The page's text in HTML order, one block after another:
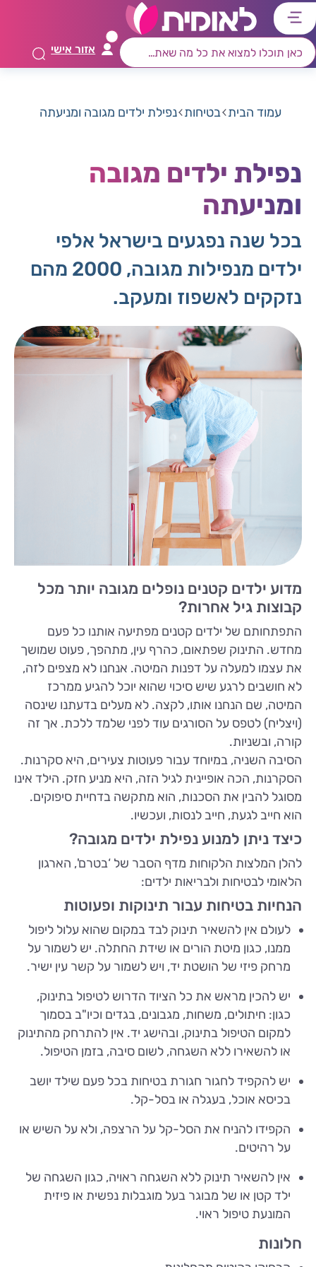
דלג
לתפריט
ראשי
דלג
לרכיב
חיפוש
דלג
לתוכן
מרכזי
דלג
לאזור
קישורים
אזור אישי
עמוד הבית בטיחות נפילת ילדים מגובה ומניעתה
נפילת ילדים מגובה
ומניעתה
בכל שנה נפגעים בישראל אלפי
ילדים מנפילות מגובה, 2000 מהם
נזקקים לאשפוז ומעקב.
מדוע ילדים קטנים נופלים מגובה יותר מכל
קבוצות גיל אחרות?
התפתחותם של ילדים קטנים מפתיעה אותנו כל פעם
מחדש. התינוק שפתאום, כהרף עין, מתהפך, פעוט שמושך
את עצמו למעלה על דפנות המיטה. אנחנו לא מצפים לזה,
לא חושבים לרגע שיש סיכוי שהוא יוכל להגיע ממרכז
המיטה, שם הנחנו אותו, לקצה. לא מעלים בדעתנו שינסה
(ויצליח) לטפס על הסורגים עוד לפני שלמד ללכת. אך זה
קורה, ובשניות.
הסיבה השניה, במיוחד עבור פעוטות צעירים, היא סקרנות.
הסקרנות, הכה אופיינית לגיל הזה, היא מניע חזק. הילד אינו
מסוגל להבין את הסכנות, הוא מתקשה בדחיית סיפוקים.
הוא חייב לגעת, חייב לנסות, ועכשיו.
כיצד ניתן למנוע נפילת ילדים מגובה?
להלן המלצות הלקוחות מדף הסבר של ‘בטרם', הארגון
הלאומי לבטיחות ולבריאות ילדים:
הנחיות בטיחות עבור תינוקות ופעוטות
לעולם אין להשאיר תינוק לבד במקום שהוא עלול ליפול
ממנו, כגון מיטת הורים או שידת החתלה. יש לשמור על
מרחק פיזי של הושטת יד, ויש לשמור על קשר עין ישיר.
יש להכין מראש את כל הציוד הדרוש לטיפול בתינוק,
כגון: חיתולים, משחות, מגבונים, בגדים וכיו"ב בסמוך
למקום הטיפול בתינוק, ובהישג יד. אין להתרחק מהתינוק
או להשאירו ללא השגחה, לשום סיבה, בזמן הטיפול.
יש להקפיד לחגור חגורת בטיחות בכל פעם שילד יושב
בכיסא אוכל, בעגלה או בסל-קל.
הקפידו להניח את הסל-קל על הרצפה, ולא על השיש או
על רהיטים.
אין להשאיר תינוק ללא השגחה ראויה, כגון השגחה של
ילד קטן או של מבוגר בעל מוגבלות נפשית או פיזית
המונעת טיפול ראוי.
חלונות